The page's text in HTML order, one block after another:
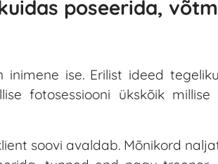
poseerida,
ise. Erilist ideed
fotosessiooni ükskõik
soovi avaldab. Mõnikord